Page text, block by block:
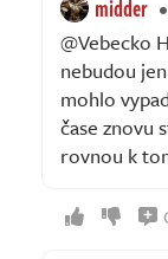
midder
@Vebecko
nebudou
mohlo
čase znovu
rovnou k